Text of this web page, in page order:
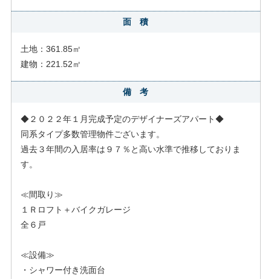
面 積
土地：361.85㎡
建物：221.52㎡
備 考
◆２０２２年１月完成予定のデザイナーズアパート◆
同系タイプ多数管理物件ございます。
過去３年間の入居率は９７％と高い水準で推移しておりま
す。
≪間取り≫
１Ｒロフト＋バイクガレージ
全６戸
≪設備≫
・シャワー付き洗面台